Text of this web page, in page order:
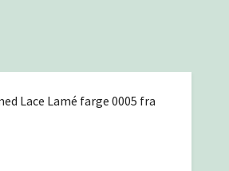
Lace Lamé farge 0005 fra